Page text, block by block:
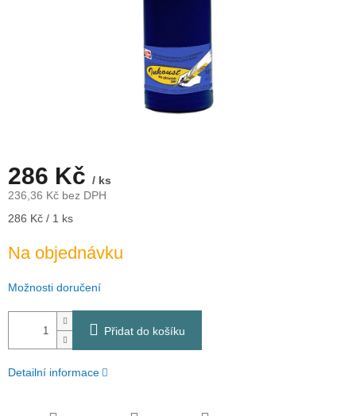
286 Kč / ks
236,36 Kč bez DPH
Měrná
286 Kč / 1 ks
Na objednávku
Možnosti doručení
Přidat do košíku
Detailní informace